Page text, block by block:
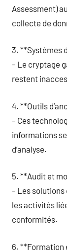
Assessment)
collecte de
3. **Systèmes
– Le cryptage
restent
4. **Outils
– Ces
informations
d’analyse.
5. **Audit et
– Les solutions
les activités
conformités.
6. **Formation